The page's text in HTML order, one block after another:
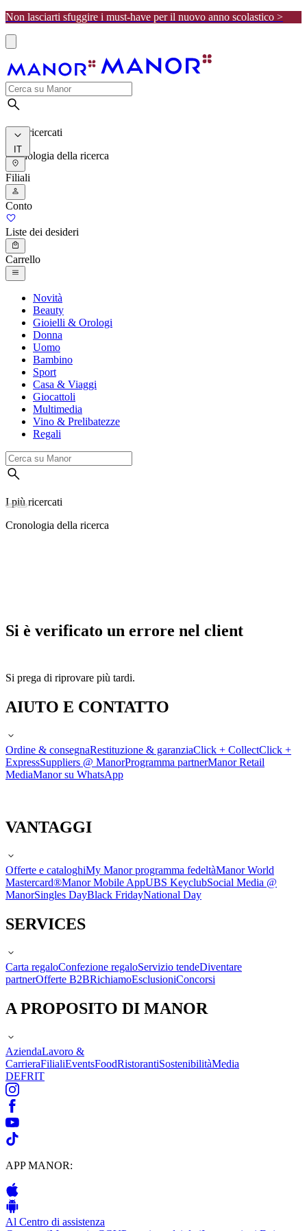
Non lasciarti sfuggire i must-have per il nuovo anno scolastico >
I più ricercati
Cronologia della ricerca
IT
Filiali
Conto
Liste dei desideri
Carrello
Novità
Beauty
Gioielli & Orologi
Donna
Uomo
Bambino
Sport
Casa & Viaggi
Giocattoli
Multimedia
Vino & Prelibatezze
Regali
I più ricercati
Cronologia della ricerca
Si è verificato un errore nel client
Si prega di riprovare più tardi.
AIUTO E CONTATTO
Ordine & consegnaRestituzione & garanziaClick + CollectClick +
ExpressSuppliers @ ManorProgramma partnerManor Retail
MediaManor su WhatsApp
VANTAGGI
Offerte e cataloghiMy Manor programma fedeltàManor World
Mastercard®Manor Mobile AppUBS KeyclubSocial Media @
ManorSingles DayBlack FridayNational Day
SERVICES
Carta regaloConfezione regaloServizio tendeDiventare
partnerOfferte B2BRichiamoEsclusioniConcorsi
A PROPOSITO DI MANOR
AziendaLavoro &
CarrieraFilialiEventsFoodRistorantiSostenibilitàMedia
DEFRIT
APP MANOR:
Al Centro di assistenza